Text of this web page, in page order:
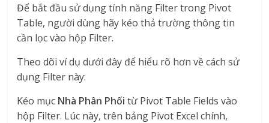
Để bắt đầu sử dụng tính năng Filter trong Pivot
Table, người dùng hãy kéo thả trường thông tin
cần lọc vào hộp Filter.
Theo dõi ví dụ dưới đây để hiểu rõ hơn về cách sử
dụng Filter này:
Kéo mục Nhà Phân Phối từ Pivot Table Fields vào
hộp Filter. Lúc này, trên bảng Pivot Excel chính,